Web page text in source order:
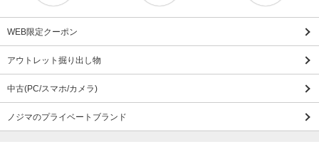
WEB限定クーポン
アウトレット掘り出し物
中古(PC/スマホ/カメラ)
ノジマのプライベートブランド